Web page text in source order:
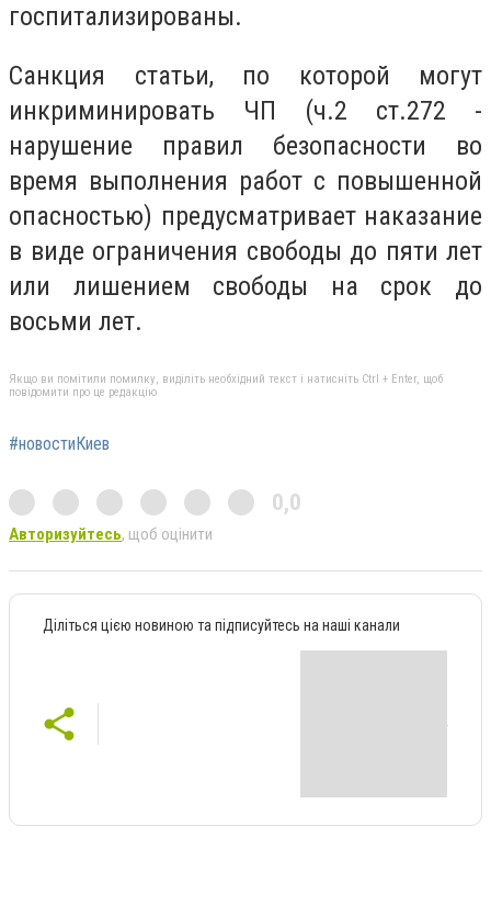
госпитализированы.
Санкция статьи, по которой могут
инкриминировать ЧП (ч.2 ст.272 -
нарушение правил безопасности во
время выполнения работ с повышенной
опасностью) предусматривает наказание
в виде ограничения свободы до пяти лет
или лишением свободы на срок до
восьми лет.
Якщо ви помітили помилку, виділіть необхідний текст і натисніть Ctrl + Enter, щоб
повідомити про це редакцію
#новостиКиев
0,0
Авторизуйтесь, щоб оцінити
Діліться цією новиною та підписуйтесь на наші канали